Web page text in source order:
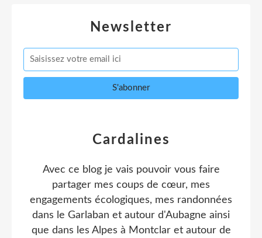
Newsletter
Cardalines
Avec ce blog je vais pouvoir vous faire
partager mes coups de cœur, mes
engagements écologiques, mes randonnées
dans le Garlaban et autour d'Aubagne ainsi
que dans les Alpes à Montclar et autour de